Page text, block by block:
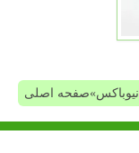
نیوباکس»صفحه اصلی